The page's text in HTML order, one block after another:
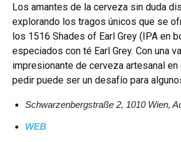
Los amantes de la cerveza sin duda
explorando los tragos únicos que se
los 1516 Shades of Earl Grey (IPA en
especiados con té Earl Grey. Con una
impresionante de cerveza artesanal
pedir puede ser un desafío para
Schwarzenbergstraße 2, 1010 Wien,
WEB